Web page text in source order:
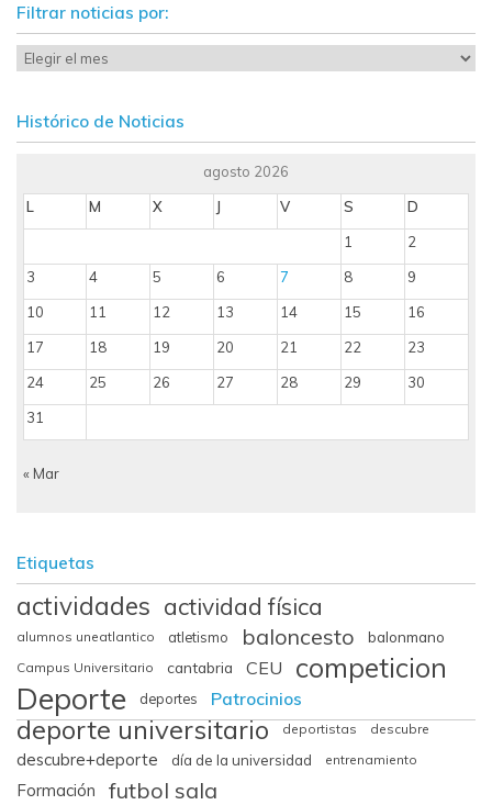
Filtrar noticias por:
Histórico de Noticias
agosto 2026
L
M X J V S
D
1
2
3
4 5 6 7 8
9
10
11 12 13 14 15
16
17
18 19 20 21 22
23
24
25 26 27 28 29
30
31
« Mar
Etiquetas
actividades actividad física
alumnos uneatlantico atletismo baloncesto balonmano
Campus Universitario cantabria CEU competicion
Deporte deportes
deporte universitario deportistas descubre
descubre+deporte día de la universidad entrenamiento
Formación futbol sala
Patrocinios